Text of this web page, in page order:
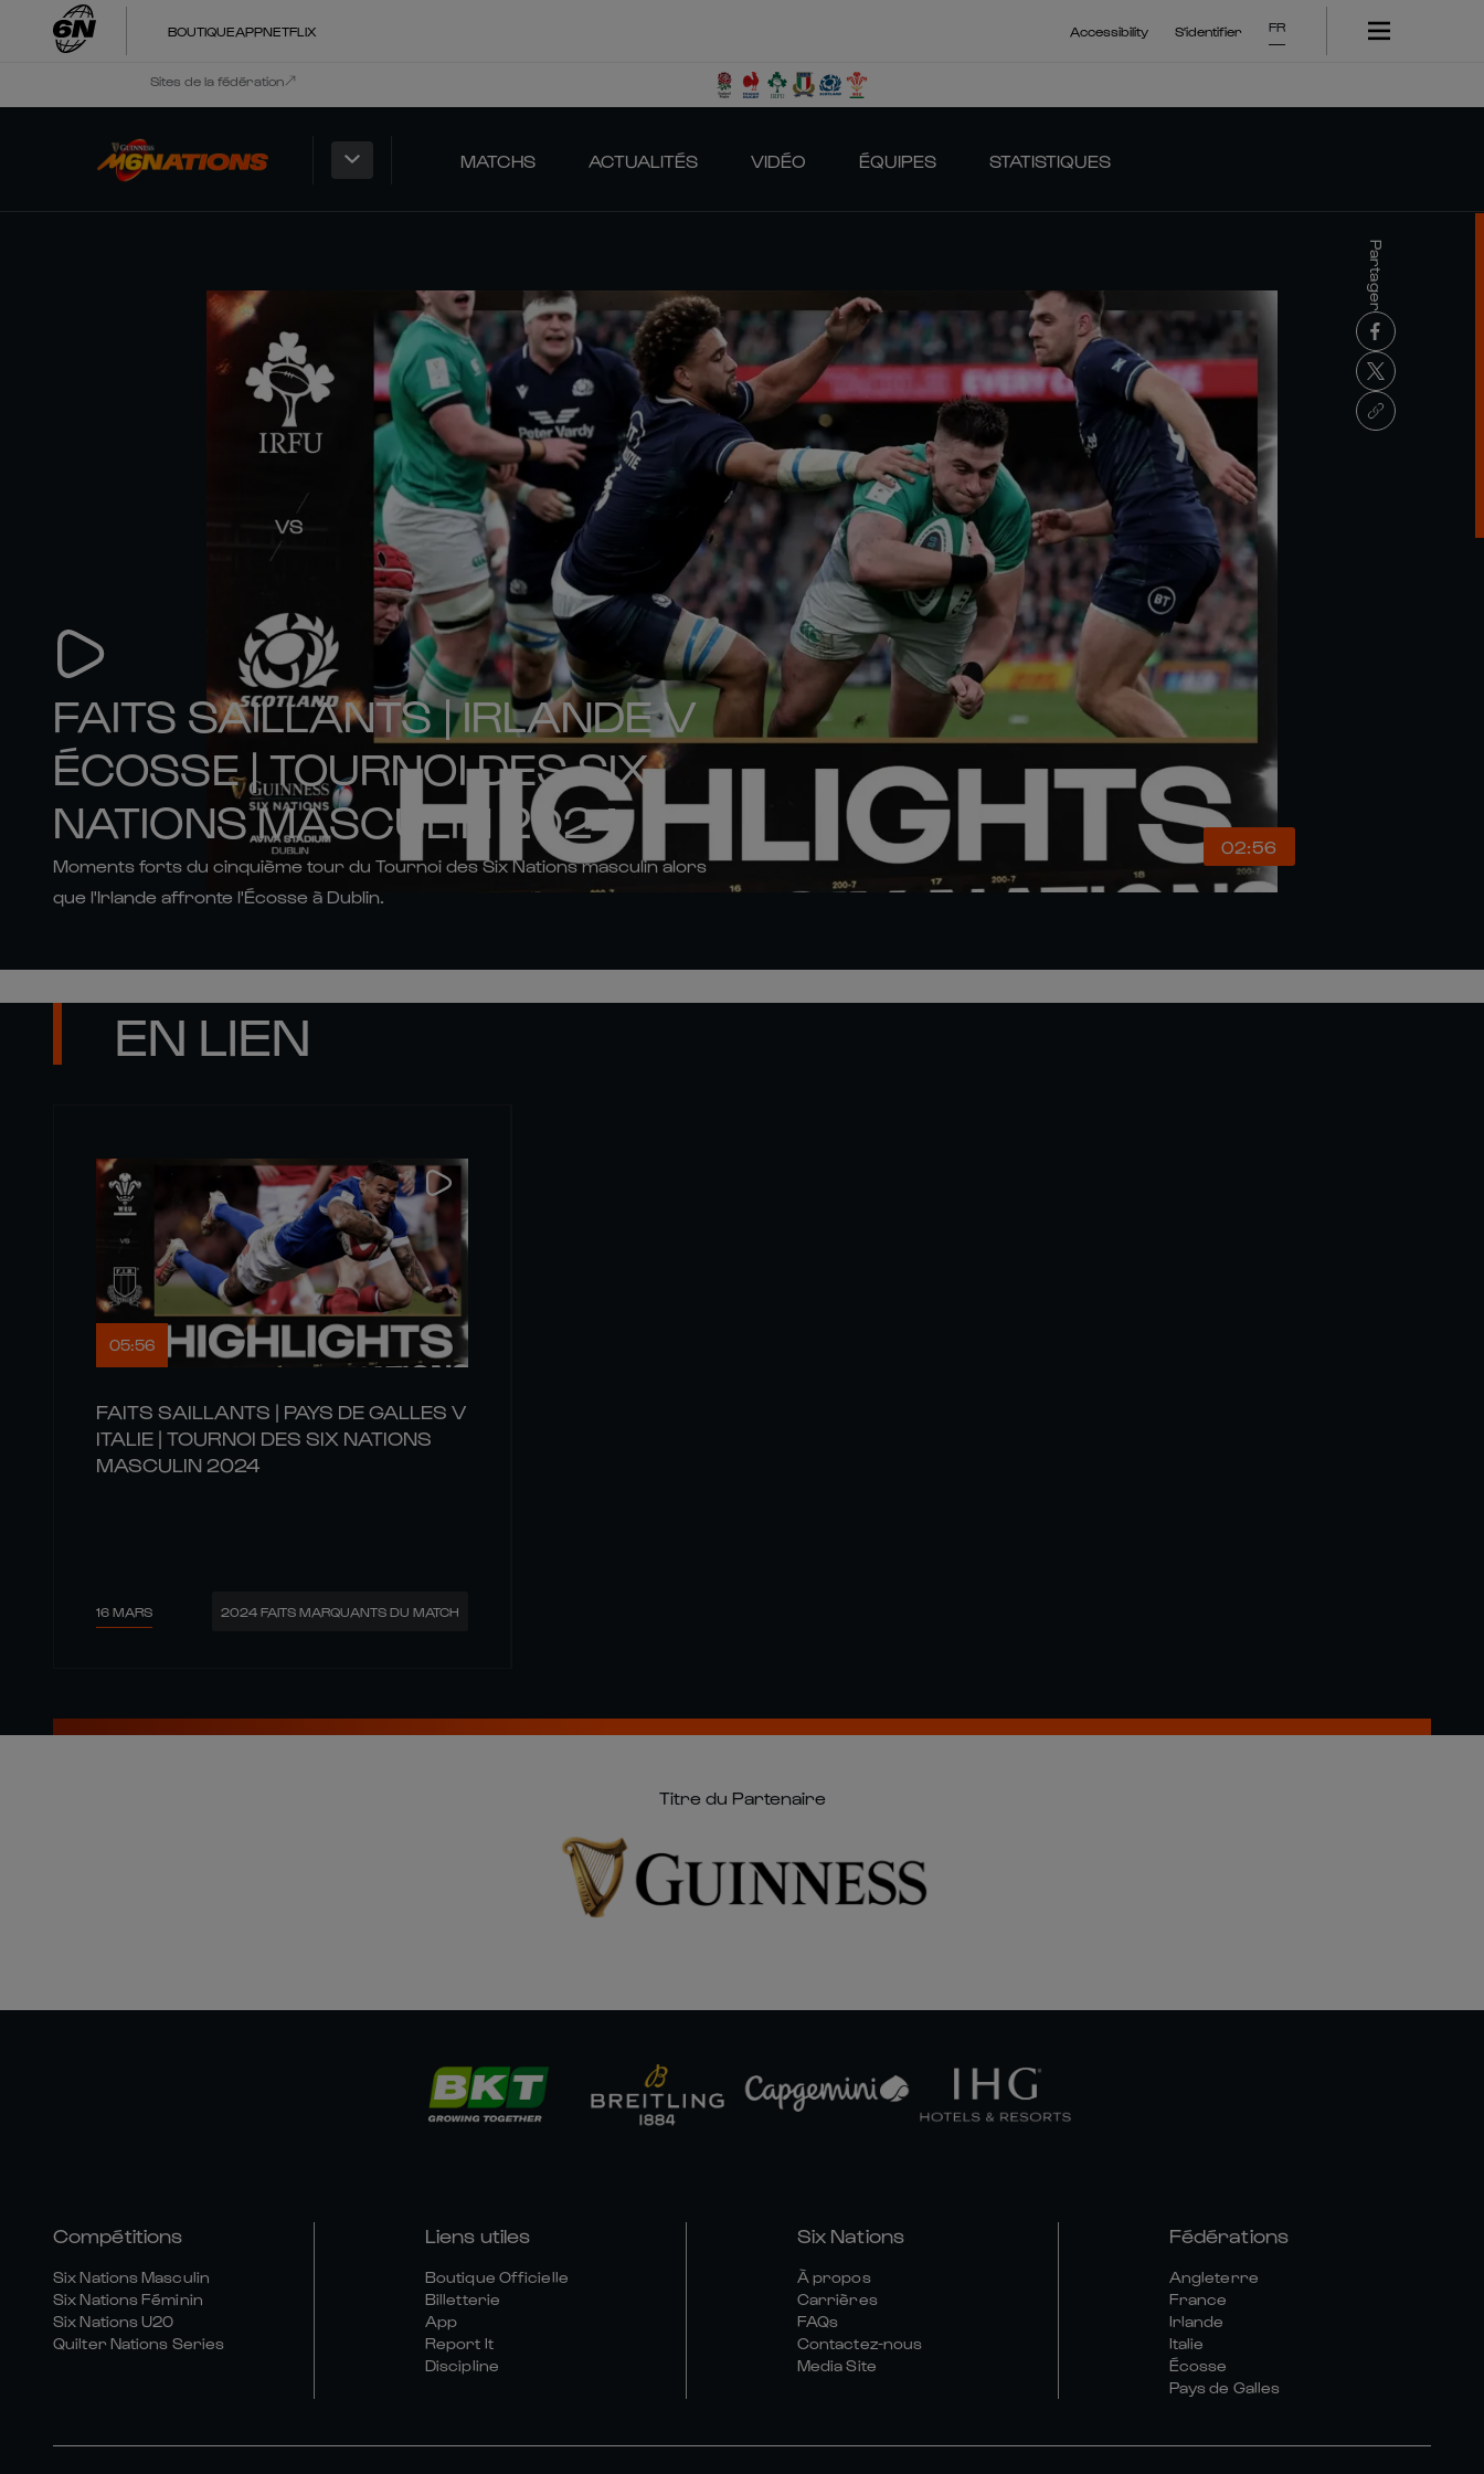
BOUTIQUEAPPNETFLIX Accessibility S'identifier FR
Sites de la fédération
MATCHS ACTUALITÉS VIDÉO ÉQUIPES STATISTIQUES
02:56
FAITS SAILLANTS | IRLANDE V
ÉCOSSE | TOURNOI DES SIX
NATIONS MASCULIN 2024
Moments forts du cinquième tour du Tournoi des Six Nations masculin alors
que l'Irlande affronte l'Écosse à Dublin.
Partager
EN LIEN
05:56
FAITS SAILLANTS | PAYS DE GALLES V
ITALIE | TOURNOI DES SIX NATIONS
MASCULIN 2024
16 MARS 2024 FAITS MARQUANTS DU MATCH
Titre du Partenaire
Compétitions
Six Nations Masculin
Six Nations Féminin
Six Nations U20
Quilter Nations Series
Liens utiles
Boutique Officielle
Billetterie
App
Report It
Discipline
Six Nations
À propos
Carrières
FAQs
Contactez-nous
Media Site
Fédérations
Angleterre
France
Irlande
Italie
Écosse
Pays de Galles